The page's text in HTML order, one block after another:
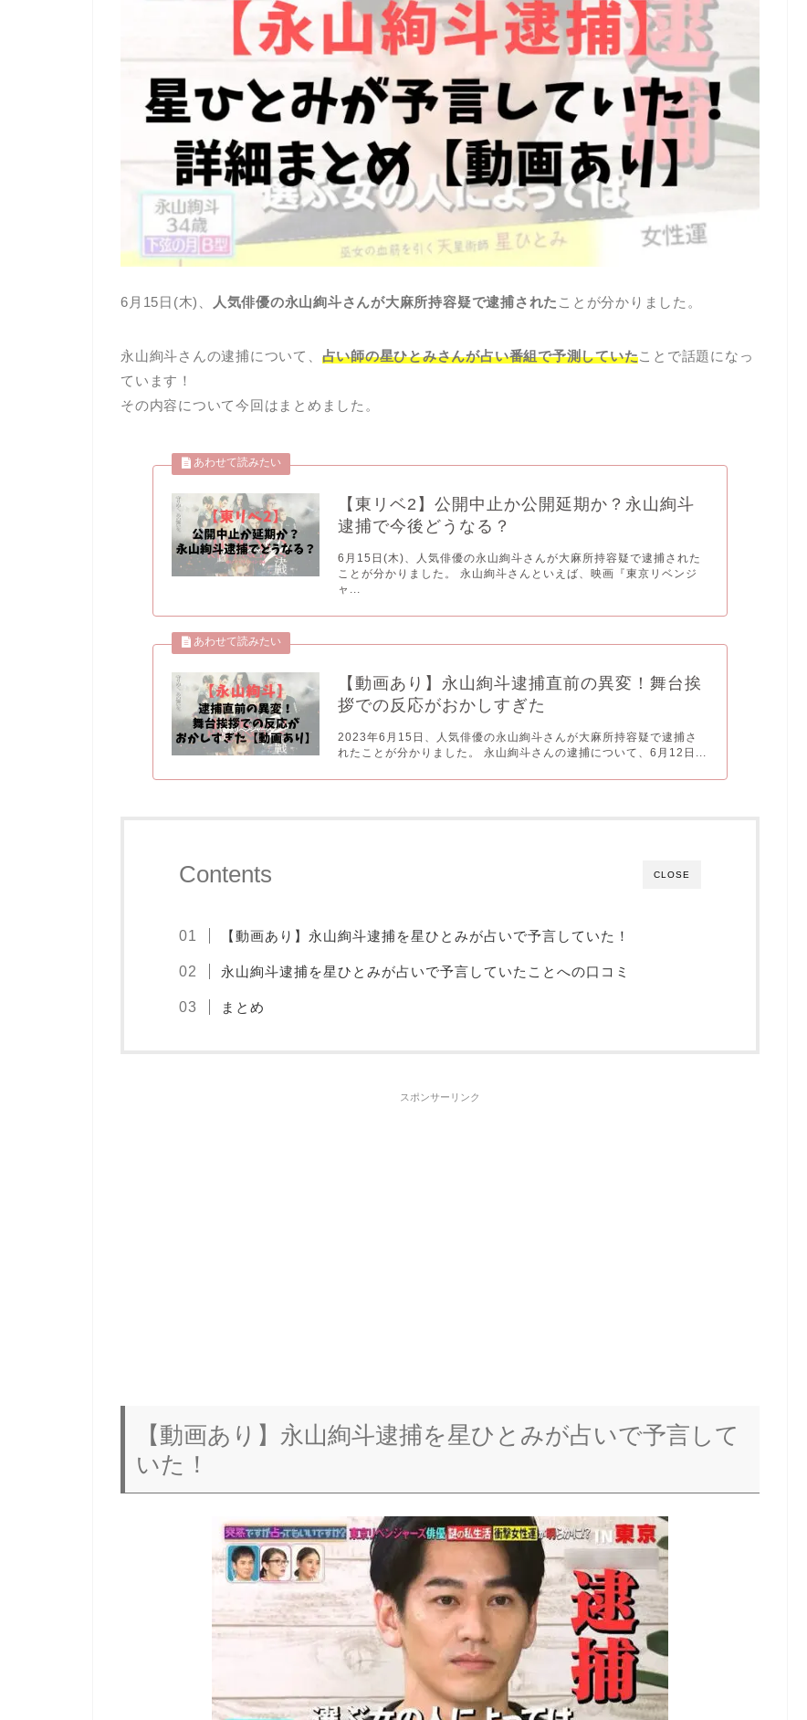
6月15日(木)、 人気俳優の永山絢斗さんが大麻所持容疑で逮捕された ことが分かりました。
永山絢斗さんの逮捕について、 占い師の星ひとみさんが占い番組で予測していたことで話題になっ
ています！
その内容について今回はまとめました。
【東リベ2】公開中止か公開延期か？永山絢斗
逮捕で今後どうなる？
6月15日(木)、人気俳優の永山絢斗さんが大麻所持容疑で逮捕された
ことが分かりました。 永山絢斗さんといえば、映画『東京リベンジ
ャ...
【動画あり】永山絢斗逮捕直前の異変！舞台挨
拶での反応がおかしすぎた
2023年6月15日、人気俳優の永山絢斗さんが大麻所持容疑で逮捕さ
れたことが分かりました。 永山絢斗さんの逮捕について、6月12日...
CLOSE
Contents
【動画あり】永山絢斗逮捕を星ひとみが占いで予言していた！
永山絢斗逮捕を星ひとみが占いで予言していたことへの口コミ
まとめ
スポンサーリンク
【動画あり】永山絢斗逮捕を星ひとみが占いで予言して
いた！